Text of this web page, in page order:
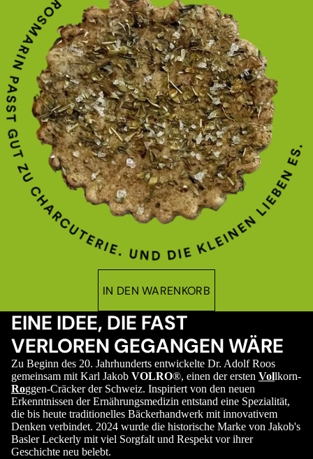
IN DEN WARENKORB
EINE IDEE, DIE FAST
VERLOREN GEGANGEN WÄRE
Zu Beginn des 20. Jahrhunderts entwickelte Dr. Adolf Roos
gemeinsam mit Karl Jakob VOLRO®, einen der ersten Vollkorn-
Roggen-Cräcker der Schweiz. Inspiriert von den neuen
Erkenntnissen der Ernährungsmedizin entstand eine Spezialität,
die bis heute traditionelles Bäckerhandwerk mit innovativem
Denken verbindet. 2024 wurde die historische Marke von Jakob's
Basler Leckerly mit viel Sorgfalt und Respekt vor ihrer
Geschichte neu belebt.